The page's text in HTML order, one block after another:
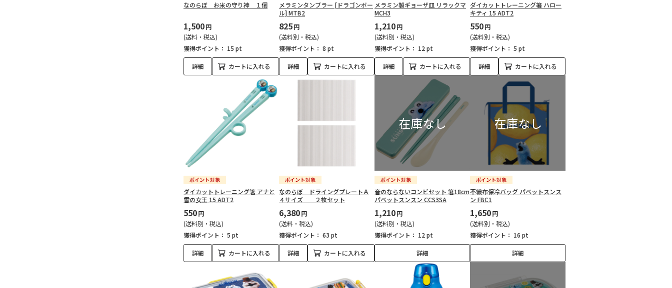
なのらぼ お米の守り神 １個
1,500円
(送料・税込)
獲得ポイント： 15 pt
詳細 カートに入れる
メラミンタンブラー [ドラゴンボー
ル] MTB2
825円
(送料別・税込)
獲得ポイント： 8 pt
詳細 カートに入れる
メラミン製ギョーザ皿 リラックマ
MCH3
1,210円
(送料別・税込)
獲得ポイント： 12 pt
詳細 カートに入れる
ダイカットトレーニング箸 ハロー
キティ 15 ADT2
550円
(送料別・税込)
獲得ポイント： 5 pt
詳細 カートに入れる
ダイカットトレーニング箸 アナと
雪の女王 15 ADT2
550円
(送料別・税込)
獲得ポイント： 5 pt
詳細 カートに入れる
なのらぼ ドライングプレートＡ
４サイズ ２枚セット
6,380円
(送料・税込)
獲得ポイント： 63 pt
詳細 カートに入れる
音のならないコンビセット 箸18cm
パペットスンスン CCS3SA
1,210円
(送料別・税込)
獲得ポイント： 12 pt
詳細
不織布保冷バッグ パペットスンス
ン FBC1
1,650円
(送料別・税込)
獲得ポイント： 16 pt
詳細